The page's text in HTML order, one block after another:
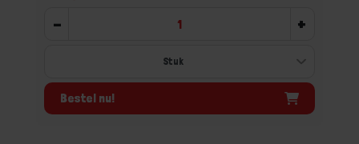
- +
Bestel nu!